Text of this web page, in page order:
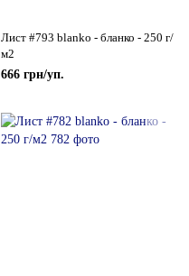
Лист #793 blanko - бланко - 250 г/
м2
666 грн/уп.